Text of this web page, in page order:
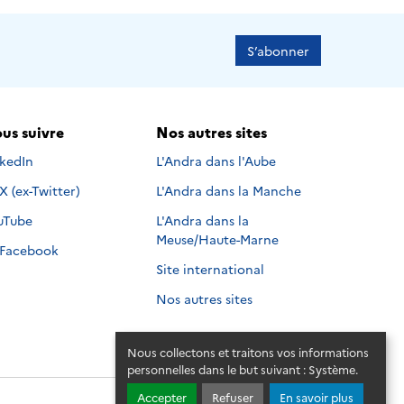
Nous collectons et traitons vos informations
personnelles dans le but suivant : Système.
Accepter
Refuser En savoir plus
S’abonner
suivre
suivre sur
suivre sur
(ex-Twitter)
suivre sur
suivre sur
Nos autres sites
L'Andra dans l'Aube
L'Andra dans la Manche
L'Andra dans la
Meuse/Haute-Marne
Site international
Nos autres sites